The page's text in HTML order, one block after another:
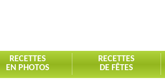
RECETTES
EN PHOTOS
RECETTES
DE FÊTES